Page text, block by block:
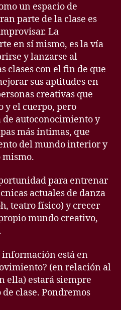
un espacio de
parte de la clase es
La
en sí mismo, es la vía
y lanzarse al
clases con el fin de que
sus aptitudes en
creativas que
el cuerpo, pero
autoconocimiento y
más íntimas, que
del mundo interior y
mismo.
para entrenar
actuales de danza
teatro físico) y crecer
mundo creativo,
información está en
(en relación al
ella) estará siempre
clase. Pondremos